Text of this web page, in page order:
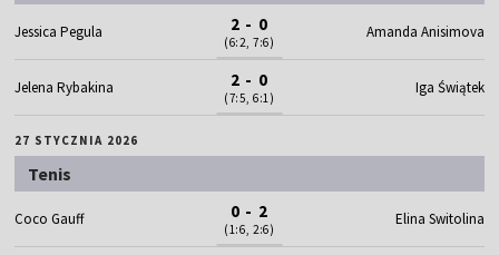
Jessica Pegula 2 - 0
(6:2, 7:6)
Amanda Anisimova
Jelena Rybakina 2 - 0
(7:5, 6:1)
Iga Świątek
27 STYCZNIA 2026
Tenis
Coco Gauff 0 - 2
(1:6, 2:6)
Elina Switolina